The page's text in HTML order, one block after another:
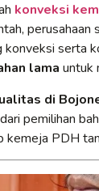
konveksi
konveksi serta
lama untuk
di
pemilihan
PDH